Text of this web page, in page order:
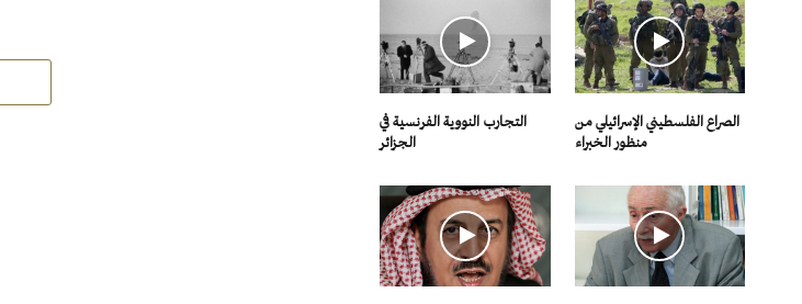
التجارب النووية الفرنسية في
الجزائر
الصراع الفلسطيني الإسرائيلي من
منظور الخبراء